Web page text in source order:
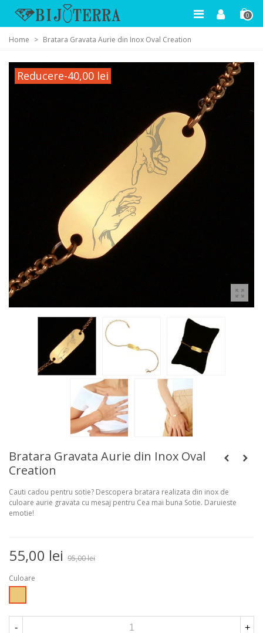
0
Home > Bratara Gravata Aurie din Inox Oval Creation
Reducere-40,00 lei
Bratara Gravata Aurie din Inox Oval
Creation
Cauti cadou pentru sotie? Descopera bratara realizata din inox de
culoare aurie gravata cu mesaj pentru Cea mai buna Sotie. Daruieste
emotie!
55,00 lei 95,00 lei
Culoare
- +